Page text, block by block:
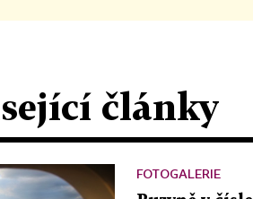
články
FOTOGALERIE